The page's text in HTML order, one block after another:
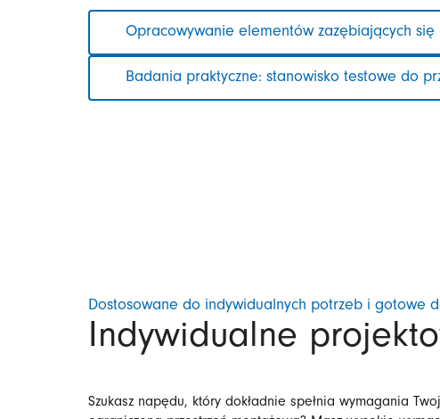
nawigacjeOpracowywanie elementów zazębiających się
Badania praktyczne: stanowisko testowe do
Dostosowane do indywidualnych potrzeb i gotowe
Indywidualne
Szukasz napędu, który dokładnie spełnia wymagania